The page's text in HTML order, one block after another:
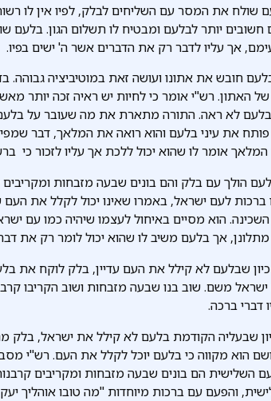
שולח את המסר עם השליחים לבלק, לפיו אין לו
יותר לבלעם ומבטיח לו תשלום הגון. בלעם
אך עליו לדבר רק את הדברים אשר ה' ישים בפיו.
חובש את אתונו ועושה זאת במוטיביציה
האתון. רש"י אומר כי לחיות יש ראיה זכה יותר
לא ראה. התורה מתארת את מה שעובר על
את עיני בלעם והוא רואה את המלאך, דבר
אומר לו שהוא יכול ללכת אך עליו לזכור כי
הולך עם בלק והם בונים שבעה מזבחות
ברכות לעם ישראל, באמרו שאינו יכול לקלל את
הוא מסיים באיחול לעצמו שיהיה כמו עם
אך בלעם משיב לו שהוא יכול לומר רק את
שבלעם לא קילל את העם עדיין, בלק לוקח את
משם. שוב בנו שבעה מזבחות ושוב הקריבו
דברי ברכה.
שבעליה הקודמת בלעם לא קילל את ישראל, בלק
הוא מקווה כי בלעם יוכל לקלל את העם. רש"י
השלישית הם בונים שבעה מזבחות ומקריבים
והפעם עם ברכות מיוחדות "מה טובו אוהליך